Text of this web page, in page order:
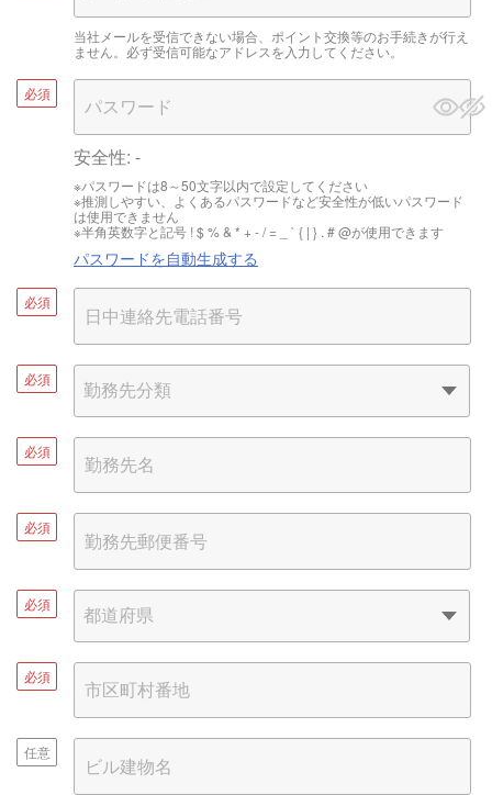
当社メールを受信できない場合、ポイント交換等のお手続きが行え
ません。必ず受信可能なアドレスを入力してください。
必須
安全性: -
※パスワードは8～50文字以内で設定してください
※推測しやすい、よくあるパスワードなど安全性が低いパスワード
は使用できません
※半角英数字と記号 ! $ % & * + - / = _ ` { | } . # @が使用できます
パスワードを自動生成する
必須
必須
必須
必須
必須
必須
任意